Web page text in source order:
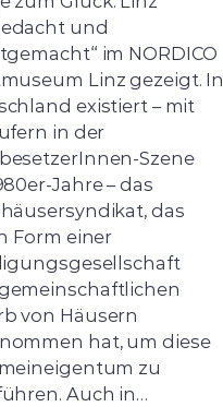
und
im NORDICO
Linz gezeigt. In
existiert – mit
in der
Szene
Jahre – das
das
Form einer
von Häusern
hat, um diese
zu
Auch in…